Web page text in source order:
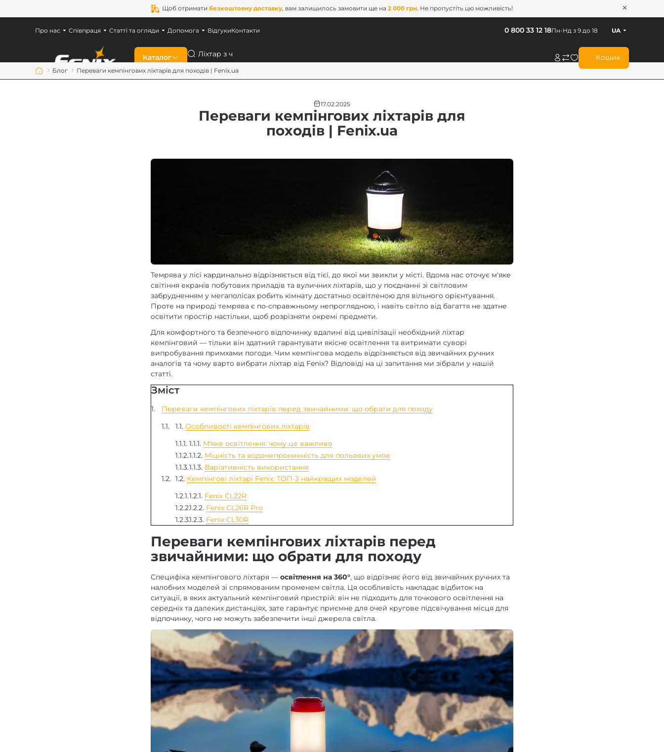
Щоб отриматибезкоштовну доставку, вам залишилось замовити ще на2 000 грн. Не пропустіть цю можливість!
Каталог
Аксесуари для ліхтарів
Пошук Кошик
Пн-Нд з 9 до 18
0 800 33 12 18 UA
Про нас Співпраця Статті та огляди Допомога ВідгукиКонтакти
Блог Переваги кемпінгових ліхтарів для походів | Fenix.ua
17.02.2025
Переваги кемпінгових ліхтарів для
походів | Fenix.ua
Темрява у лісі кардинально відрізняється від тієї, до якої ми звикли у місті. Вдома нас оточує м'яке
світіння екранів побутових приладів та вуличних ліхтарів, що у поєднанні зі світловим
забрудненням у мегаполісах робить кімнату достатньо освітленою для вільного орієнтування.
Проте на природі темрява є по-справжньому непроглядною, і навіть світло від багаття не здатне
освітити простір настільки, щоб розрізняти окремі предмети.
Для комфортного та безпечного відпочинку вдалині від цивілізації необхідний ліхтар
кемпінговий — тільки він здатний гарантувати якісне освітлення та витримати суворі
випробування примхами погоди. Чим кемпінгова модель відрізняється від звичайних ручних
аналогів та чому варто вибрати ліхтар від Fenix? Відповіді на ці запитання ми зібрали у нашій
статті.
Зміст
Переваги кемпінгових ліхтарів перед звичайними: що обрати для походу
1.1.Особливості кемпінгових ліхтарів
1.1.1. М'яке освітлення: чому це важливо
1.1.2. Міцність та водонепроникність для польових умов
1.1.3. Варіативність використання
1.2. Кемпінгові ліхтарі Fenix: ТОП-3 найкращих моделей
1.2.1. Fenix CL22R
1.2.2. Fenix CL26R Pro
1.2.3. Fenix CL30R
Переваги кемпінгових ліхтарів перед
звичайними: що обрати для походу
Специфіка кемпінгового ліхтаря —освітлення на 360°, що відрізняє його від звичайних ручних та
налобних моделей зі спрямованим променем світла. Ця особливість накладає відбиток на
ситуації, в яких актуальний кемпінговий пристрій: він не підходить для точкового освітлення на
середніх та далеких дистанціях, зате гарантує приємне для очей кругове підсвічування місця для
відпочинку, чого не можуть забезпечити інші джерела світла.